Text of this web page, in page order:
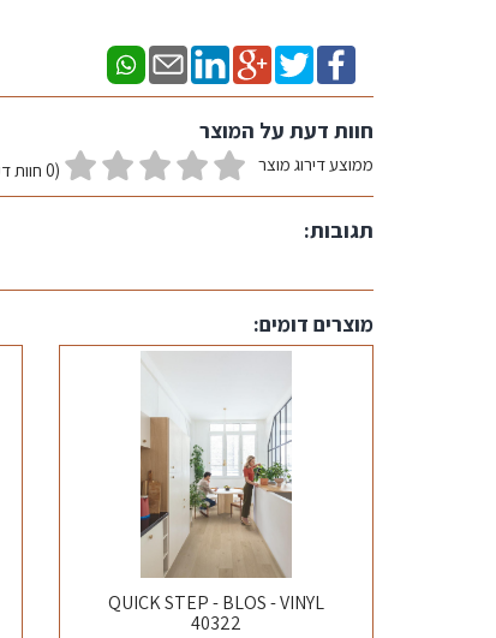
חוות דעת על המוצר
ממוצע דירוג מוצר (0 חוות דעת גולשים)
תגובות:
מוצרים דומים:
QUICK STEP - BLOS - VINYL
40322